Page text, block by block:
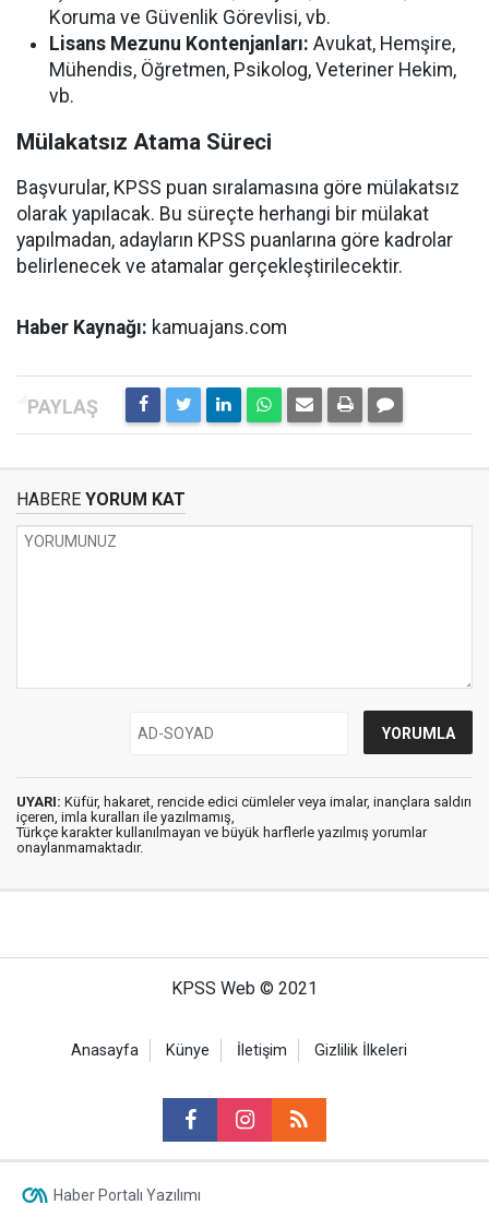
Koruma ve Güvenlik Görevlisi, vb.
Lisans Mezunu Kontenjanları: Avukat, Hemşire,
Mühendis, Öğretmen, Psikolog, Veteriner Hekim,
vb.
Mülakatsız Atama Süreci
Başvurular, KPSS puan sıralamasına göre mülakatsız
olarak yapılacak. Bu süreçte herhangi bir mülakat
yapılmadan, adayların KPSS puanlarına göre kadrolar
belirlenecek ve atamalar gerçekleştirilecektir.
Haber Kaynağı: kamuajans.com
HABERE YORUM KAT
UYARI: Küfür, hakaret, rencide edici cümleler veya imalar, inançlara saldırı
içeren, imla kuralları ile yazılmamış,
Türkçe karakter kullanılmayan ve büyük harflerle yazılmış yorumlar
onaylanmamaktadır.
KPSS Web © 2021
Anasayfa Künye İletişim Gizlilik İlkeleri
Haber Portalı Yazılımı